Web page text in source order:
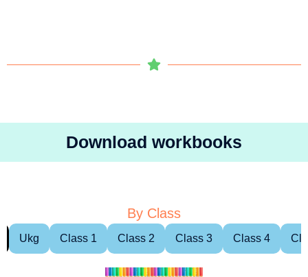
Download workbooks
By Class
Ukg Class 1 Class 2 Class 3 Class 4